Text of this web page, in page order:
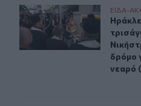
Ηράκλειο: Συγκίνηση στο
ΕΙΔΑ-
δρόμο
νεαρό